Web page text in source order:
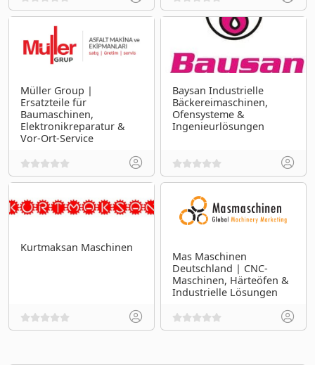
Müller Group |
Ersatzteile für
Baumaschinen,
Elektronikreparatur &
Vor-Ort-Service
Baysan Industrielle
Bäckereimaschinen,
Ofensysteme &
Ingenieurlösungen
Kurtmaksan Maschinen
Mas Maschinen
Deutschland | CNC-
Maschinen, Härteöfen &
Industrielle Lösungen